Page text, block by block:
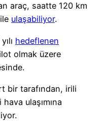
araç, saatte 120 km
ulaşabiliyor.
hedeflenen
olmak üzere
bir tarafından, irili
ulaşımına